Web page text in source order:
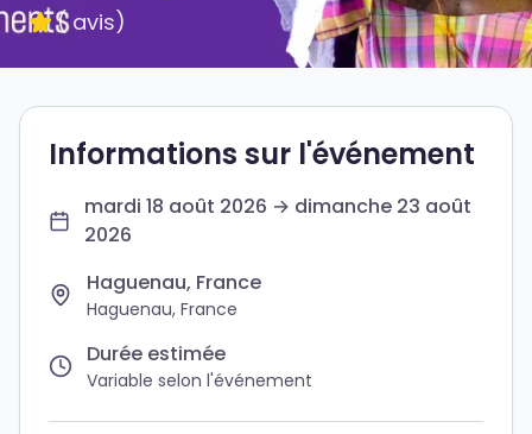
( avis)
Informations sur l'événement
mardi 18 août 2026 → dimanche 23 août
2026
Haguenau, France
Haguenau, France
Durée estimée
Variable selon l'événement